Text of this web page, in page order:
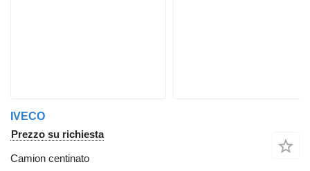
IVECO
Prezzo su richiesta
Camion centinato